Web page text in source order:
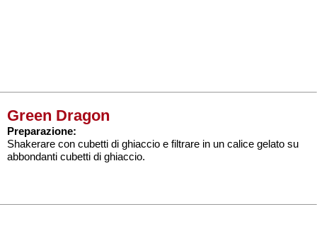
Green Dragon
Preparazione:
Shakerare con cubetti di ghiaccio e filtrare in un calice gelato su
abbondanti cubetti di ghiaccio.